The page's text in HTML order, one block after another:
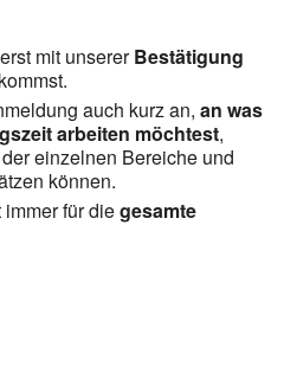
mit unsererBestätigung
auch kurz an,an was
arbeiten möchtest,
einzelnen Bereiche und
können.
immer für diegesamte